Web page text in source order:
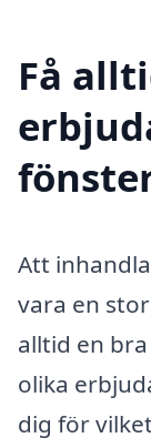
Få
Att
vara en
alltid en
olika
dig för